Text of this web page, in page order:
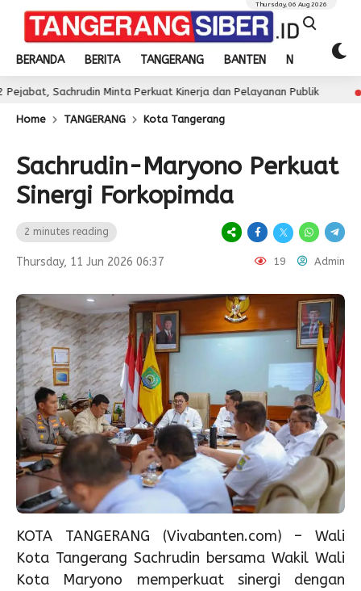
BERANDA BERITA TANGERANG BANTEN NASIONAL
Thursday, 06 Aug 2026
Minta Perkuat Kinerja dan Pelayanan Publik 3 day ago
Home TANGERANG Kota Tangerang
Sachrudin-Maryono Perkuat
Sinergi Forkopimda
2 minutes reading
Thursday, 11 Jun 2026 06:37 19 Admin
KOTA TANGERANG (Vivabanten.com) – Wali
Kota Tangerang Sachrudin bersama Wakil Wali
Kota Maryono memperkuat sinergi dengan